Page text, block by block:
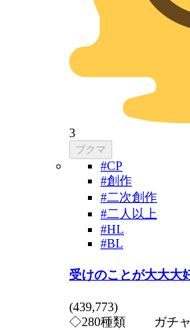
3
ブクマ
#CP
#創作
#二次創作
#二人以上
#HL
#BL
受けのことが大大大
(439,773)
◇280種類 ガチャ